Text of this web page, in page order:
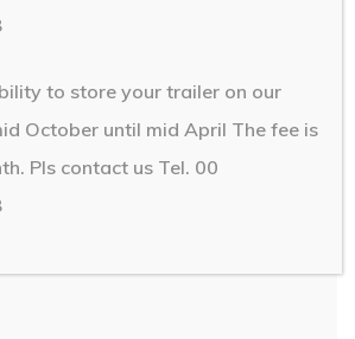
to store your trailer on our
October until mid April The fee is
Pls contact us Tel. 00